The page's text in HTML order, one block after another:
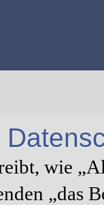
wie
„das